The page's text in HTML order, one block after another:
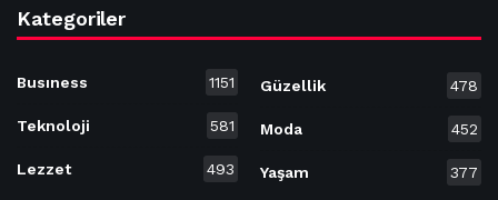
Kategoriler
Busıness 1151
Teknoloji 581
Lezzet 493
Güzellik 478
Moda 452
Yaşam 377